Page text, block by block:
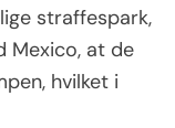
straffespark,
Mexico, at de
hvilket i